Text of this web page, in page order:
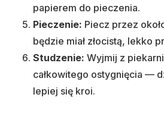
papierem do pieczenia.
Pieczenie: Piecz przez
będzie miał złocistą, lekko
Studzenie: Wyjmij z
całkowitego ostygnięcia —
lepiej się kroi.